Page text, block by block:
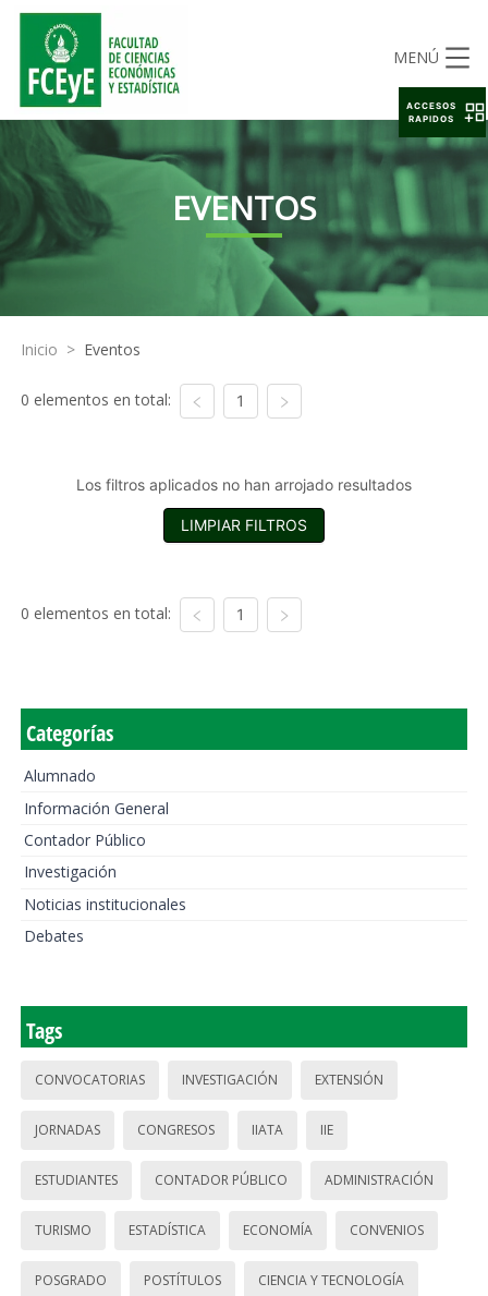
MENÚ
EVENTOS
Inicio > Eventos
0 elementos en total: 1
Los filtros aplicados no han arrojado resultados
LIMPIAR FILTROS
0 elementos en total: 1
Categorías
Alumnado
Información General
Contador Público
Investigación
Noticias institucionales
Debates
Tags
CONVOCATORIAS INVESTIGACIÓN EXTENSIÓN
JORNADAS CONGRESOS IIATA IIE
ESTUDIANTES CONTADOR PÚBLICO ADMINISTRACIÓN
TURISMO ESTADÍSTICA ECONOMÍA CONVENIOS
POSGRADO POSTÍTULOS CIENCIA Y TECNOLOGÍA
ACCESOS
RAPIDOS